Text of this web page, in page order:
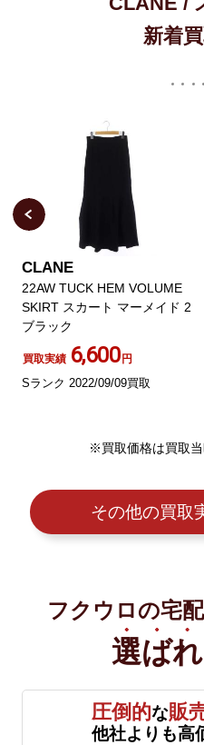
新着
CLANE
22AW TUCK HEM VOLUME
SKIRT スカート マーメイド 2
ブラック
買取実績 6,600円
Sランク 2022/09/09買取
※買取価格は買取
その他の買取
フクウロの宅
選ば
圧倒的な販
他社よりも高